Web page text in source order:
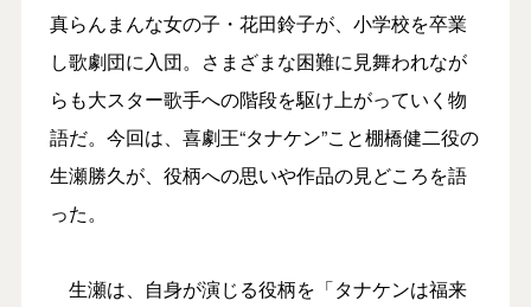
真らんまんな女の子・花田鈴子が、小学校を卒業
し歌劇団に入団。さまざまな困難に見舞われなが
らも大スター歌手への階段を駆け上がっていく物
語だ。今回は、喜劇王“タナケン”こと棚橋健二役の
生瀬勝久が、役柄への思いや作品の見どころを語
った。
生瀬は、自身が演じる役柄を「タナケンは福来